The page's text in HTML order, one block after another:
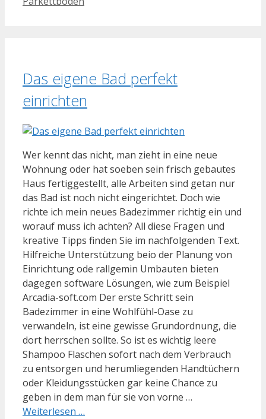
Das eigene Bad perfekt
einrichten
Wer kennt das nicht, man zieht in eine neue
Wohnung oder hat soeben sein frisch gebautes
Haus fertiggestellt, alle Arbeiten sind getan nur
das Bad ist noch nicht eingerichtet. Doch wie
richte ich mein neues Badezimmer richtig ein und
worauf muss ich achten? All diese Fragen und
kreative Tipps finden Sie im nachfolgenden Text.
Hilfreiche Unterstützung beio der Planung von
Einrichtung ode rallgemin Umbauten bieten
dagegen software Lösungen, wie zum Beispiel
Arcadia-soft.com Der erste Schritt sein
Badezimmer in eine Wohlfühl-Oase zu
verwandeln, ist eine gewisse Grundordnung, die
dort herrschen sollte. So ist es wichtig leere
Shampoo Flaschen sofort nach dem Verbrauch
zu entsorgen und herumliegenden Handtüchern
oder Kleidungsstücken gar keine Chance zu
geben in dem man für sie von vorne …
Weiterlesen …